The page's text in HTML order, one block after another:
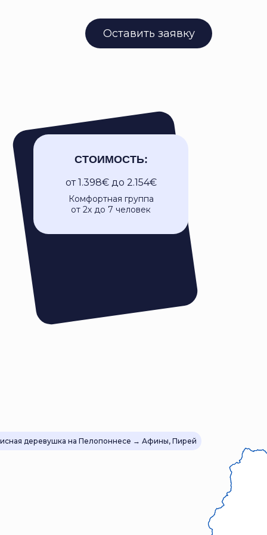
Оставить заявку
от 1.398€ до 2.154€
деревушка на Пелопоннесе → Афины, Пирей
Комфортная группа
от 2х до 7 человек
СТОИМОСТЬ: